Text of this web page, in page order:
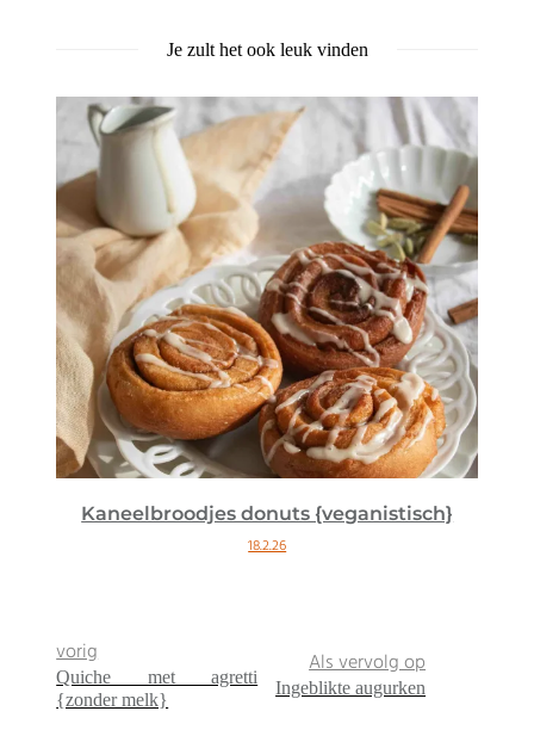
Je zult het ook leuk vinden
Kaneelbroodjes donuts {veganistisch}
18.2.26
vorig
Quiche met agretti
{zonder melk}
Als vervolg op
Ingeblikte augurken